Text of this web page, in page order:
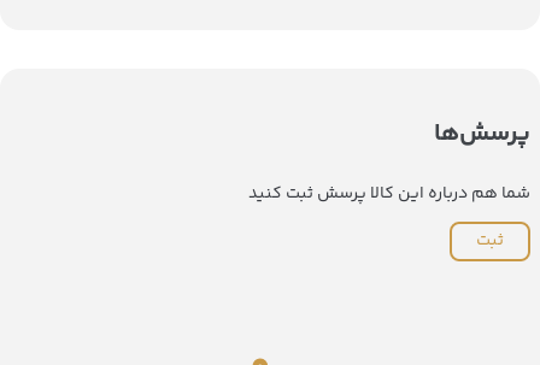
پرسش‌ها
شما هم درباره این کالا پرسش ثبت کنید
ثبت